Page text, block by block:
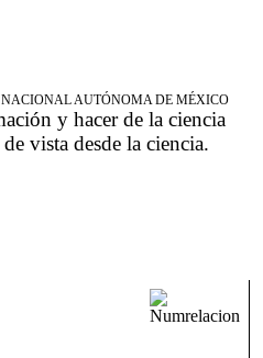
AUTÓNOMA DE MÉXICO
y hacer de la ciencia
vista desde la ciencia.